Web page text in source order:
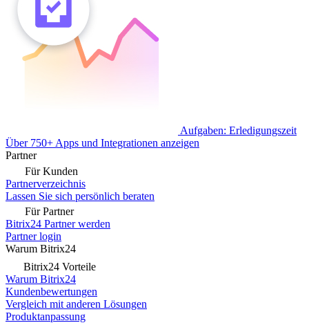
Aufgaben: Erledigungszeit
Über 750+ Apps und Integrationen anzeigen
Partner
Für Kunden
Partnerverzeichnis
Lassen Sie sich persönlich beraten
Für Partner
Bitrix24 Partner werden
Partner login
Warum Bitrix24
Bitrix24 Vorteile
Warum Bitrix24
Kundenbewertungen
Vergleich mit anderen Lösungen
Produktanpassung